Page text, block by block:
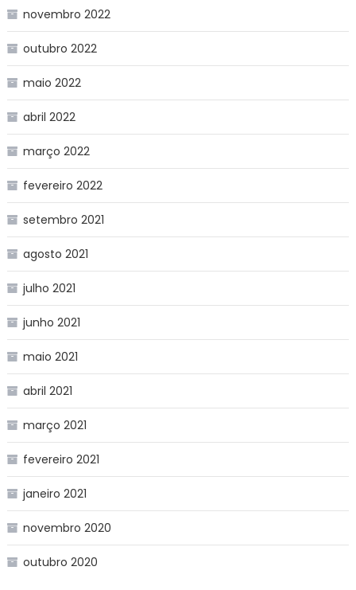
novembro 2022
outubro 2022
maio 2022
abril 2022
março 2022
fevereiro 2022
setembro 2021
agosto 2021
julho 2021
junho 2021
maio 2021
abril 2021
março 2021
fevereiro 2021
janeiro 2021
novembro 2020
outubro 2020